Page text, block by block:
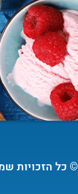
© כל הזכויות